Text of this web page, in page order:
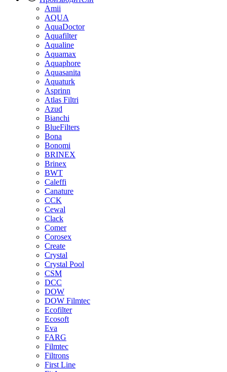
Amii
AQUA
AquaDoctor
Aquafilter
Aqualine
Aquamax
Aquaphore
Aquasanita
Aquaturk
Asprinn
Atlas Filtri
Azud
Bianchi
BlueFilters
Bona
Bonomi
BRINEX
Brinex
BWT
Caleffi
Canature
CCK
Cewal
Clack
Comer
Corosex
Create
Crystal
Crystal Pool
CSM
DCC
DOW
DOW Filmtec
Ecofilter
Ecosoft
Eva
FARG
Filmtec
Filtrons
First Line